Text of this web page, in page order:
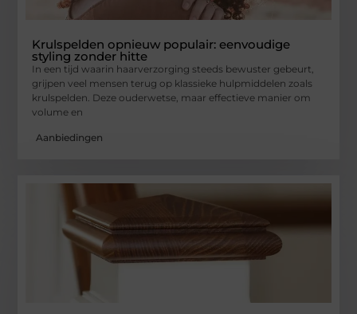
Krulspelden opnieuw populair: eenvoudige
styling zonder hitte
In een tijd waarin haarverzorging steeds bewuster gebeurt,
grijpen veel mensen terug op klassieke hulpmiddelen zoals
krulspelden. Deze ouderwetse, maar effectieve manier om
volume en
Aanbiedingen